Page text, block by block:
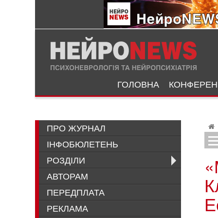
ГОЛОВНА
ПРО ЖУРНАЛ
ІНФОБЮЛЕТЕНЬ
РОЗДІЛИ
АВТОРАМ
ПЕРЕДПЛАТА
РЕКЛАМА